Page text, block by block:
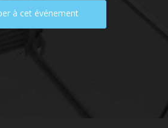
à cet événement